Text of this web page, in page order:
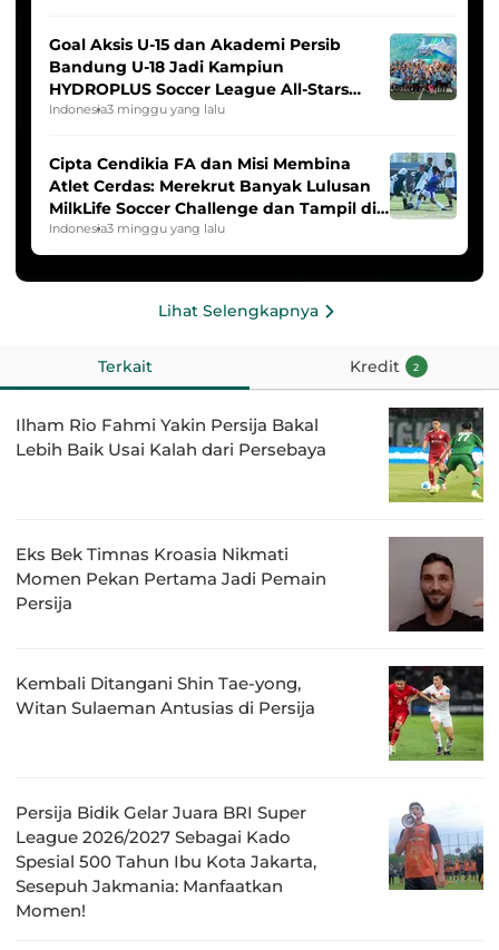
Goal Aksis U-15 dan Akademi Persib
Bandung U-18 Jadi Kampiun
HYDROPLUS Soccer League All-Stars
2025/2026
Indonesia3 minggu yang lalu
Cipta Cendikia FA dan Misi Membina
Atlet Cerdas: Merekrut Banyak Lulusan
MilkLife Soccer Challenge dan Tampil di
HYDROPLUS Soccer League
Indonesia3 minggu yang lalu
Lihat Selengkapnya
Terkait Kredit 2
Ilham Rio Fahmi Yakin Persija Bakal
Lebih Baik Usai Kalah dari Persebaya
Eks Bek Timnas Kroasia Nikmati
Momen Pekan Pertama Jadi Pemain
Persija
Kembali Ditangani Shin Tae-yong,
Witan Sulaeman Antusias di Persija
Persija Bidik Gelar Juara BRI Super
League 2026/2027 Sebagai Kado
Spesial 500 Tahun Ibu Kota Jakarta,
Sesepuh Jakmania: Manfaatkan
Momen!